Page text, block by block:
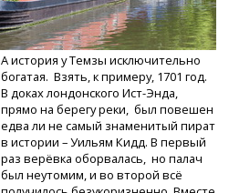
А история у Темзы исключительно
богатая. Взять, к примеру, 1701 год.
В доках лондонскогоИст-Энда,
прямо на берегу реки, был повешен
едва ли не самый знаменитый пират
в истории – Уильям Кидд. В первый
раз верёвка оборвалась, но палач
был неутомим, и во второй всё